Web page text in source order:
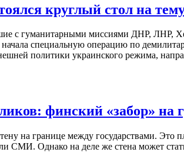
круглый стол на
с гуманитарными миссиями ДНР, ЛНР,
специальную операцию по
политики украинского режима,
финский «забор» на
на границе между государствами.
СМИ. Однако на деле же стена может